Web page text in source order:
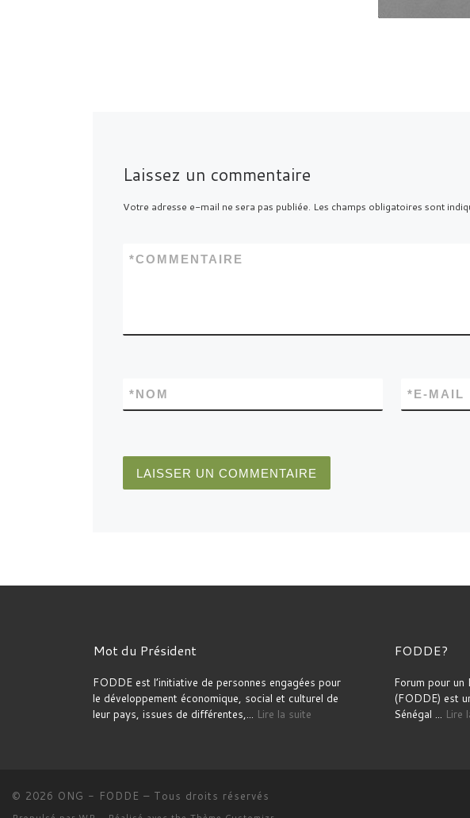
Laissez un commentaire
Votre adresse e-mail ne sera pas publiée. Les champs obligatoires sont
COMMENTAIRE
*
NOM
* E-MAIL
*
Mot du Président
FODDE est l’initiative de personnes engagées pour
le développement économique, social et culturel de
leur pays, issues de différentes,... Lire la suite
FODDE?
Forum pour un
(FODDE) est
Sénégal ... Lire
© 2026 ONG - FODDE – Tous droits réservés